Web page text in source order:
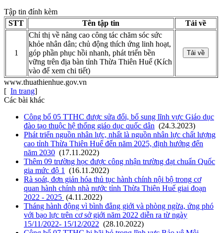
Tập tin đính kèm
STT
Tên tập tin Tải về
1
Chỉ thị về nâng cao công tác chăm sóc sức
khỏe nhân dân; chủ động thích ứng linh hoạt,
góp phần phục hồi nhanh, phát triển bền
vững trên địa bàn tỉnh Thừa Thiên Huế (Kích
vào để xem chi tiết)
Tải về
www.thuathienhue.gov.vn
[ In trang]
Các bài khác
Công bố 05 TTHC được sửa đổi, bổ sung lĩnh vực Giáo dục
đào tạo thuộc hệ thống giáo dục quốc dân (24.3.2023)
Phát triển nguồn nhân lực, nhất là nguồn nhân lực chất lượng
cao tỉnh Thừa Thiên Huế đến năm 2025, định hướng đến
năm 2030 (17.11.2022)
Thêm 09 trường học được công nhận trường đạt chuẩn Quốc
gia mức độ 1
(16.11.2022)
Rà soát, đơn giản hóa thủ tục hành chính nội bộ trong cơ
quan hành chính nhà nước tỉnh Thừa Thiên Huế giai đoạn
2022 - 2025 (4.11.2022)
Tháng hành động vì bình đẳng giới và phòng ngừa, ứng phó
với bạo lực trên cơ sở giới năm 2022 diễn ra từ ngày
15/11/2022- 15/12/2022 (28.10.2022)